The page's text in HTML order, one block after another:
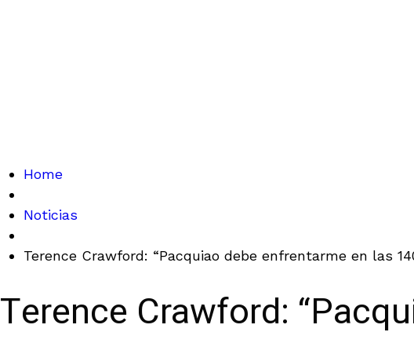
Home
Noticias
Terence Crawford: “Pacquiao debe enfrentarme en las
Terence Crawford: